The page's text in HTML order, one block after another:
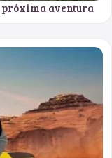
aventura